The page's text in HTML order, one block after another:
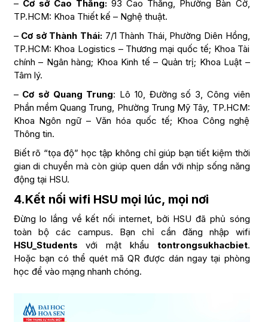
– Cơ sở Cao Thắng:93 Cao Thắng, Phường Bàn Cờ,
TP.HCM: Khoa Thiết kế – Nghệ thuật.
– Cơ sở Thành Thái:7/1 Thành Thái, Phường Diên Hồng,
TP.HCM: Khoa Logistics – Thương mại quốc tế; Khoa Tài
chính – Ngân hàng; Khoa Kinh tế – Quản trị; Khoa Luật –
Tâm lý.
– Cơ sở Quang Trung: Lô 10, Đường số 3, Công viên
Phần mềm Quang Trung, Phường Trung Mỹ Tây, TP.HCM:
Khoa Ngôn ngữ – Văn hóa quốc tế; Khoa Công nghệ
Thông tin.
Biết rõ “tọa độ” học tập không chỉ giúp bạn tiết kiệm thời
gian di chuyển mà còn giúp quen dần với nhịp sống năng
động tại HSU.
4.Kết nối wifi HSU mọi lúc, mọi nơi
Đừng lo lắng về kết nối internet, bởi HSU đã phủ sóng
toàn bộ các campus. Bạn chỉ cần đăng nhập wifi
HSU_Students với mật khẩu tontrongsukhacbiet.
Hoặc bạn có thể quét mã QR được dán ngay tại phòng
học để vào mạng nhanh chóng.